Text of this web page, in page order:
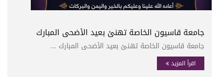
جامعة قاسيون الخاصة تهنئ بعيد الأضحى المبارك
جامعة قاسيون الخاصة تهنئ بعيد الأضحى المبارك ...
اقرأ المزيد